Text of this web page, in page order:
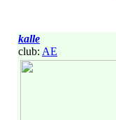
kalle
club: AE